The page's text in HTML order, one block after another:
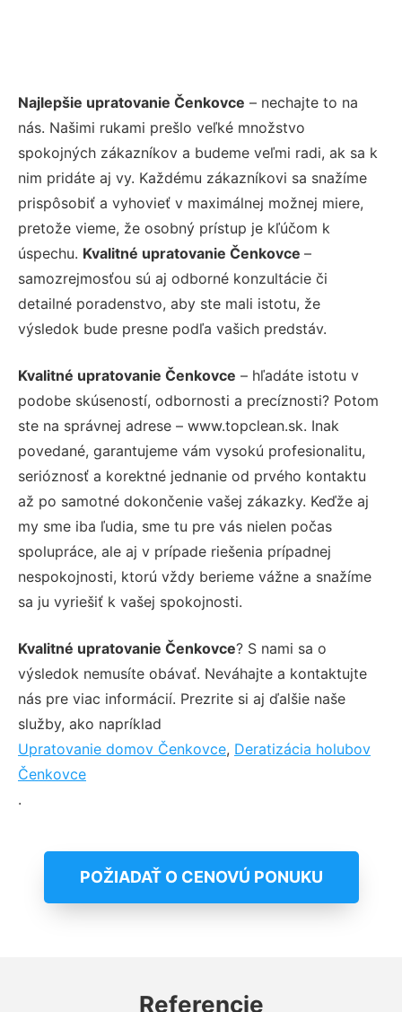
Najlepšie upratovanie Čenkovce – nechajte to na
nás. Našimi rukami prešlo veľké množstvo
spokojných zákazníkov a budeme veľmi radi, ak sa k
nim pridáte aj vy. Každému zákazníkovi sa snažíme
prispôsobiť a vyhovieť v maximálnej možnej miere,
pretože vieme, že osobný prístup je kľúčom k
úspechu. Kvalitné upratovanie Čenkovce –
samozrejmosťou sú aj odborné konzultácie či
detailné poradenstvo, aby ste mali istotu, že
výsledok bude presne podľa vašich predstáv.
Kvalitné upratovanie Čenkovce – hľadáte istotu v
podobe skúseností, odbornosti a precíznosti? Potom
ste na správnej adrese – www.topclean.sk. Inak
povedané, garantujeme vám vysokú profesionalitu,
serióznosť a korektné jednanie od prvého kontaktu
až po samotné dokončenie vašej zákazky. Keďže aj
my sme iba ľudia, sme tu pre vás nielen počas
spolupráce, ale aj v prípade riešenia prípadnej
nespokojnosti, ktorú vždy berieme vážne a snažíme
sa ju vyriešiť k vašej spokojnosti.
Kvalitné upratovanie Čenkovce? S nami sa o
výsledok nemusíte obávať. Neváhajte a kontaktujte
nás pre viac informácií. Prezrite si aj ďalšie naše
služby, ako napríklad
Upratovanie domov Čenkovce, Deratizácia holubov
Čenkovce
.
POŽIADAŤ O CENOVÚ PONUKU
Referencie